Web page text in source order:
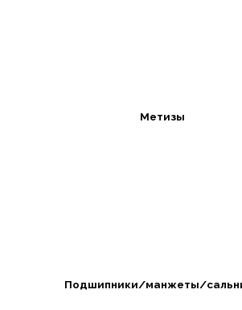
Метизы
Подшипники/манжеты/